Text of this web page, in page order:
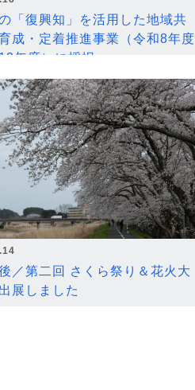
「復興知」を活用した地域共
成・定着推進事業（令和8年度
年度）に採択
／第二回 さくら祭り＆花火大
展しました